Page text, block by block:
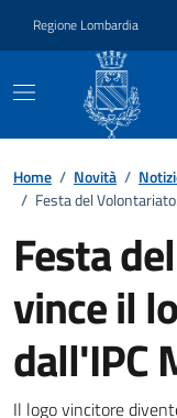
Regione Lombardia
Home / Novità /
/ Festa del
Festa
vince il
dall'IPC
Il logo vincitore